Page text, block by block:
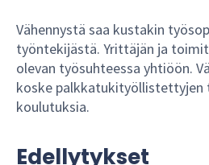
Vähennystä saa kustakin
työntekijästä. Yrittäjän ja
olevan työsuhteessa yhtiöön.
koske palkkatukityöllistettyjen
koulutuksia.
Edellytykset